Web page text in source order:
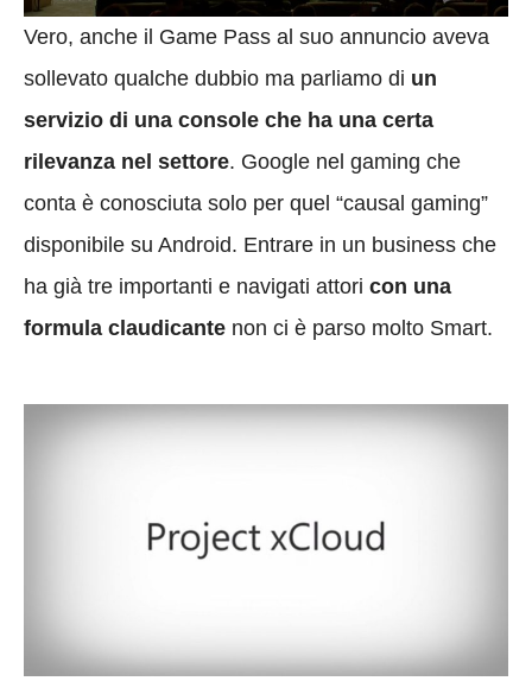
Vero, anche il Game Pass al suo annuncio aveva
sollevato qualche dubbio ma parliamo di un
servizio di una console che ha una certa
rilevanza nel settore. Google nel gaming che
conta è conosciuta solo per quel “causal gaming”
disponibile su Android. Entrare in un business che
ha già tre importanti e navigati attori con una
formula claudicante non ci è parso molto Smart.